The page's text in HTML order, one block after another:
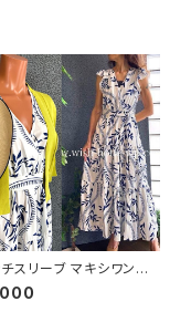
スリーブ マキシワンピ
ーフプリント フレア袖
切り替え インポート ロ